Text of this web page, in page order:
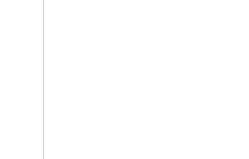
GDG on
- College
เข้าร่วม GDG on